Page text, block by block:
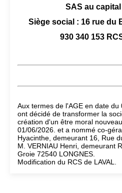
SAS au capital
Siège social : 16 rue du
930 340 153
Aux termes de l'AGE en date
ont décidé de transformer la
création d'un être moral
01/06/2026. et a nommé co-
Hyacinthe, demeurant 16, Rue
M. VERNIAU Henri, demeurant
Groie 72540 LONGNES.
Modification du RCS de LAVAL.